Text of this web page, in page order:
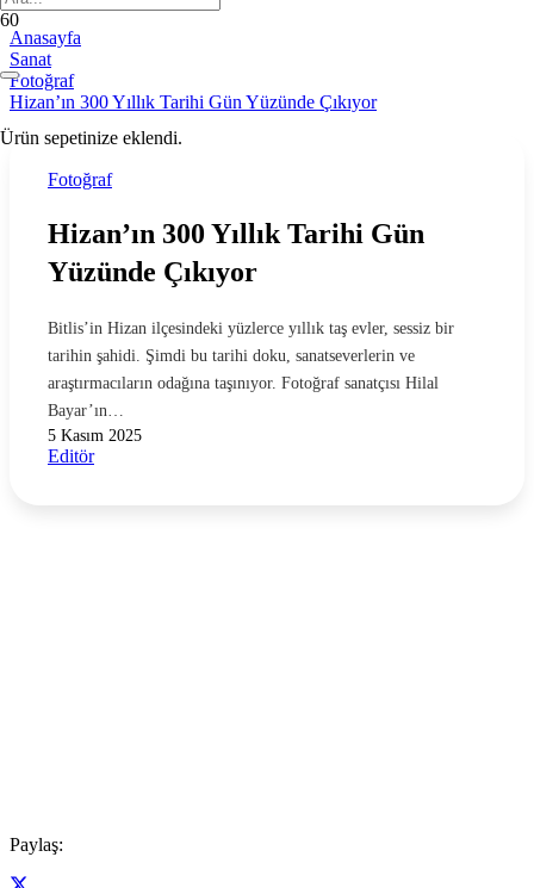
Ürün sepetinize eklendi.
Anasayfa
Sanat
Fotoğraf
Hizan’ın 300 Yıllık Tarihi Gün Yüzünde Çıkıyor
Fotoğraf
Hizan’ın 300 Yıllık Tarihi Gün
Yüzünde Çıkıyor
Bitlis’in Hizan ilçesindeki yüzlerce yıllık taş evler, sessiz bir
tarihin şahidi. Şimdi bu tarihi doku, sanatseverlerin ve
araştırmacıların odağına taşınıyor. Fotoğraf sanatçısı Hilal
Bayar’ın…
5 Kasım 2025
Editör
Paylaş: